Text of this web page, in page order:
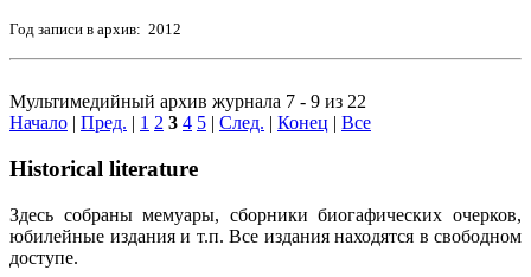
Год записи в архив: 2012
Мультимедийный архив журнала 7 - 9 из 22
Начало | Пред. | 1 2 3 4 5 | След. | Конец | Все
Historical literature
Здесь собраны мемуары, сборники биогафических очерков,
юбилейные издания и т.п. Все издания находятся в свободном
доступе.